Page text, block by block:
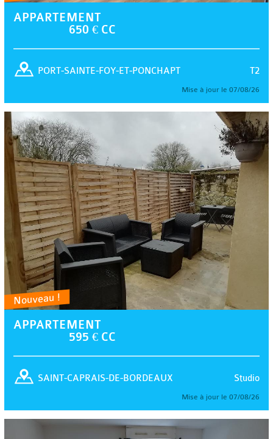
APPARTEMENT
650 € CC
T2
PORT-SAINTE-FOY-ET-PONCHAPT
Mise à jour le 07/08/26
Nouveau !
APPARTEMENT
595 € CC
Studio
SAINT-CAPRAIS-DE-BORDEAUX
Mise à jour le 07/08/26